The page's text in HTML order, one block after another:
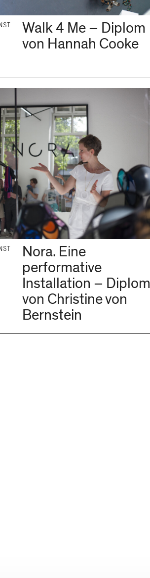
Walk 4 Me – Diplom
von Hannah Cooke
Nora. Eine
performative
Installation – Diplom
von Christine von
Bernstein